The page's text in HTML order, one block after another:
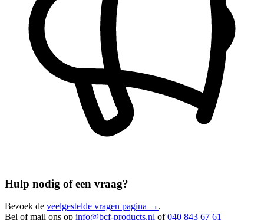
Hulp nodig of een vraag?
Bezoek de veelgestelde vragen pagina → .
Bel of mail ons op info@bcf-products.nl of040 843 67 61